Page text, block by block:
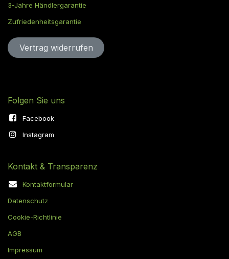
3-Jahre Händlergarantie
Zufriedenheitsgarantie
Vertrag widerru​​​​​​​​​​fen
Folgen Sie uns
Facebook
Instagram
Kontakt & Transparenz
Kontaktformular
Datenschutz
Cookie-Richtlinie
AGB
Impressum